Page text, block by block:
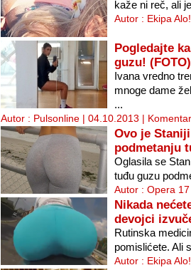
kaže ni reč, ali
Autor : Ekipa
Pogledajte
guzu! (FOTO)
Ivana vredno
mnoge dame
...
Autor : Pulsonline | 04.10.2013 |
Ovo je
podmetanju
Oglasila se
tuđu guzu
Autor : Opera
Nikada
devojci
Rutinska
pomislićete. Ali
Autor : Ekipa